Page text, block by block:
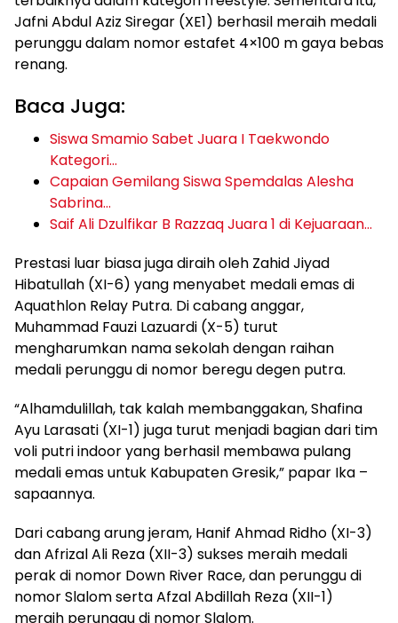
Jafni Abdul Aziz Siregar (XE1) berhasil meraih medali
perunggu dalam nomor estafet 4×100 m gaya bebas
renang.
Baca Juga:
Siswa Smamio Sabet Juara I Taekwondo
Kategori…
Capaian Gemilang Siswa Spemdalas Alesha
Sabrina…
Saif Ali Dzulfikar B Razzaq Juara 1 di Kejuaraan…
Prestasi luar biasa juga diraih oleh Zahid Jiyad
Hibatullah (XI-6) yang menyabet medali emas di
Aquathlon Relay Putra. Di cabang anggar,
Muhammad Fauzi Lazuardi (X-5) turut
mengharumkan nama sekolah dengan raihan
medali perunggu di nomor beregu degen putra.
“Alhamdulillah, tak kalah membanggakan, Shafina
Ayu Larasati (XI-1) juga turut menjadi bagian dari tim
voli putri indoor yang berhasil membawa pulang
medali emas untuk Kabupaten Gresik,” papar Ika –
sapaannya.
Dari cabang arung jeram, Hanif Ahmad Ridho (XI-3)
dan Afrizal Ali Reza (XII-3) sukses meraih medali
perak di nomor Down River Race, dan perunggu di
nomor Slalom serta Afzal Abdillah Reza (XII-1)
meraih perunggu di nomor Slalom.